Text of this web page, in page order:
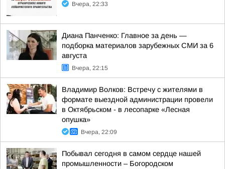
Вчера, 22:33
Диана Панченко: Главное за день —
подборка материалов зарубежных СМИ за 6
августа
Вчера, 22:15
Владимир Волков: Встречу с жителями в
формате выездной администрации провели
в Октябрьском - в лесопарке «Лесная
опушка»
Вчера, 22:09
Побывал сегодня в самом сердце нашей
промышленности – Богородском